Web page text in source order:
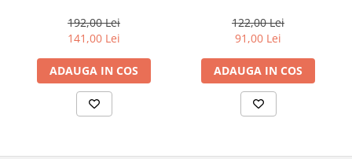
192,00 Lei
141,00 Lei
ADAUGA IN COS
122,00 Lei
91,00 Lei
ADAUGA IN COS